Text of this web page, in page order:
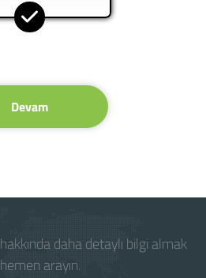
Devam
daha detaylı bilgi almak
arayın.